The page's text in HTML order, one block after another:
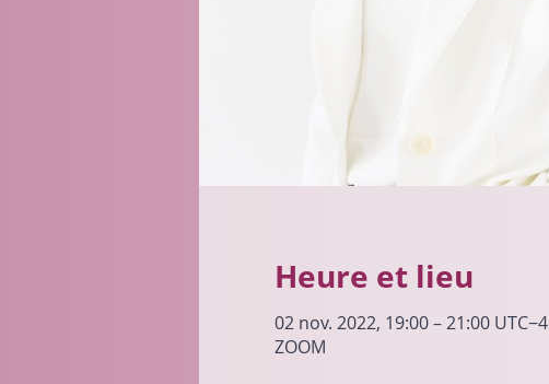
Heure et lieu
02 nov. 2022, 19:00 – 21:00 UTC−4
ZOOM